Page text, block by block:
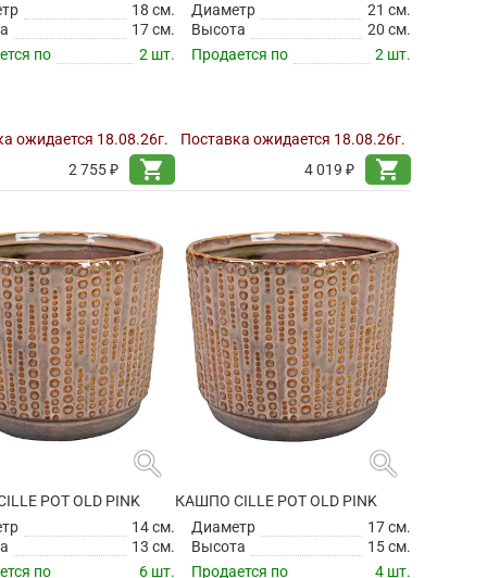
18 см.
17 см.
по
2 шт.
ожидается 18.08.26г.
2 755 ₽
shopping_cart
Диаметр
21 см.
Высота
20 см.
Продается по
2 шт.
Поставка ожидается 18.08.26г.
4 019 ₽
shopping_cart
search
POT OLD PINK
14 см.
13 см.
по
6 шт.
search
КАШПО CILLE POT OLD PINK
Диаметр
17 см.
Высота
15 см.
Продается по
4 шт.